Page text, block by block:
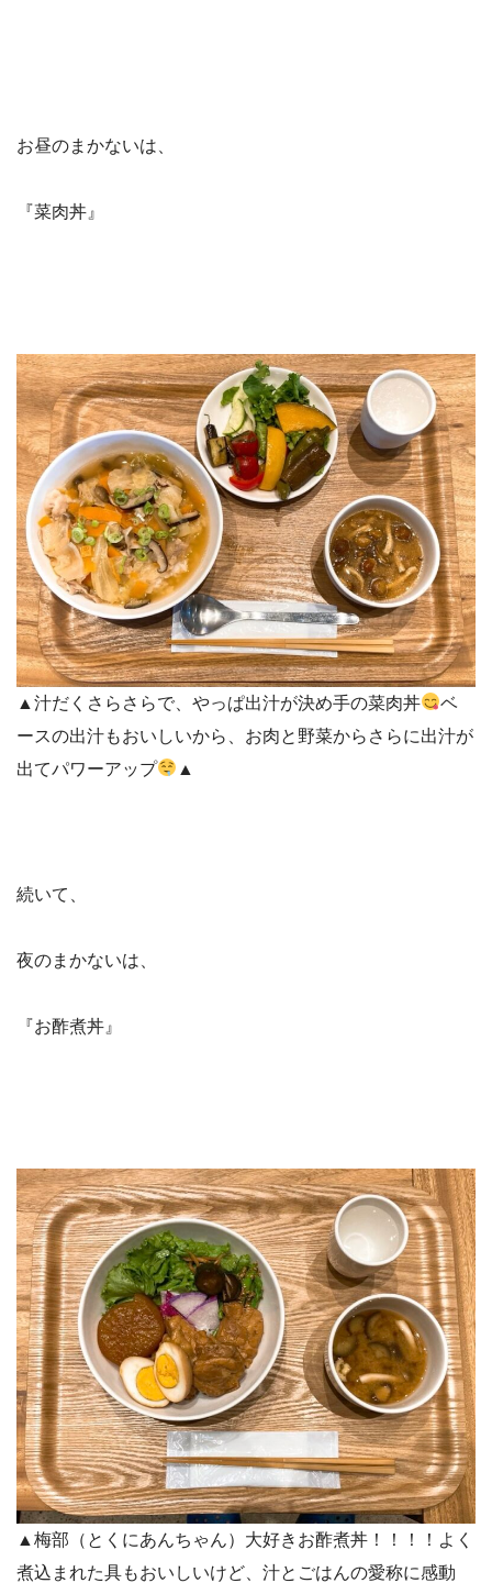
お昼のまかないは、
『菜肉丼』
▲汁だくさらさらで、やっぱ出汁が決め手の菜肉丼
ベ
ースの出汁もおいしいから、お肉と野菜からさらに出汁が
出てパワーアップ
▲
続いて、
夜のまかないは、
『お酢煮丼』
▲梅部（とくにあんちゃん）大好きお酢煮丼！！！！よく
煮込まれた具もおいしいけど、汁とごはんの愛称に感動